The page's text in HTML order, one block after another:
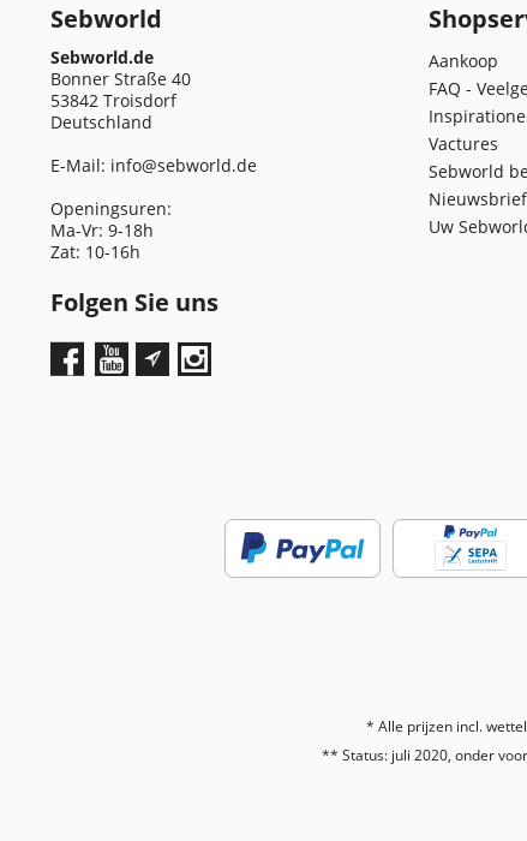
Sebworld
Sebworld.de
Bonner Straße 40
53842 Troisdorf
Deutschland
E-Mail: info@sebworld.de
Openingsuren:
Ma-Vr: 9-18h
Zat: 10-16h
Folgen Sie uns
Aankoop
FAQ -
Vactures
Sebworld
Nieuwsbrief
Uw
* Alle prijzen incl.
** Status: juli 2020, onder